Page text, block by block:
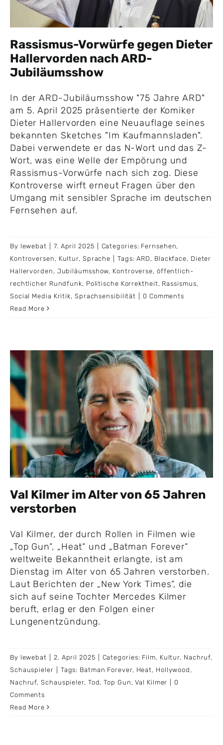
Rassismus-Vorwürfe gegen Dieter
Hallervorden nach ARD-
Jubiläumsshow
In der ARD-Jubiläumsshow "75 Jahre ARD"
am 5. April 2025 präsentierte der Komiker
Dieter Hallervorden eine Neuauflage seines
bekannten Sketches "Im Kaufmannsladen".
Dabei verwendete er das N-Wort und das Z-
Wort, was eine Welle der Empörung und
Rassismus-Vorwürfe nach sich zog. Diese
Kontroverse wirft erneut Fragen über den
Umgang mit sensibler Sprache im deutschen
Fernsehen auf.
By lewebat 7. April 2025 Categories: Fernsehen,
Kontroversen , Kultur, Sprache Tags:ARD , Blackface, Dieter
Hallervorden , Jubiläumsshow, Kontroverse, öffentlich-
rechtlicher Rundfunk, Politische Korrektheit, Rassismus,
Social Media Kritik, Sprachsensibilität
0 Comments
Read More
Val Kilmer im Alter von 65 Jahren
verstorben
Val Kilmer, der durch Rollen in Filmen wie
„Top Gun“, „Heat“ und „Batman Forever“
weltweite Bekanntheit erlangte, ist am
Dienstag im Alter von 65 Jahren verstorben.
Laut Berichten der „New York Times“, die
sich auf seine Tochter Mercedes Kilmer
beruft, erlag er den Folgen einer
Lungenentzündung.
By lewebat 2. April 2025 Categories: Film, Kultur, Nachruf,
Schauspieler
Tags: Batman Forever, Heat, Hollywood ,
Nachruf,Schauspieler, Tod,Top Gun ,Val Kilmer
0
Comments
Read More